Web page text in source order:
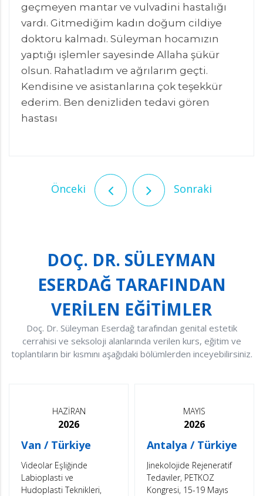
geçmeyen mantar ve vulvadini hastalığı
vardı. Gitmediğim kadın doğum cildiye
doktoru kalmadı. Süleyman hocamızın
yaptığı işlemler sayesinde Allaha şükür
olsun. Rahatladım ve ağrılarım geçti.
Kendisine ve asistanlarına çok teşekkür
ederim. Ben denizliden tedavi gören
hastası
Önceki Sonraki
DOÇ. DR. SÜLEYMAN
ESERDAĞ TARAFINDAN
VERİLEN EĞİTİMLER
Doç. Dr. Süleyman Eserdağ tarafından genital estetik
cerrahisi ve seksoloji alanlarında verilen kurs, eğitim ve
toplantıların bir kısmını aşağıdaki bölümlerden inceyebilirsiniz.
HAZİRAN
2026
Van / Türkiye
Videolar Eşliğinde
Labioplasti ve
Hudoplasti Teknikleri,
MAYIS
2026
Antalya / Türkiye
Jinekolojide Rejeneratif
Tedaviler, PETKOZ
Kongresi, 15-19 Mayıs